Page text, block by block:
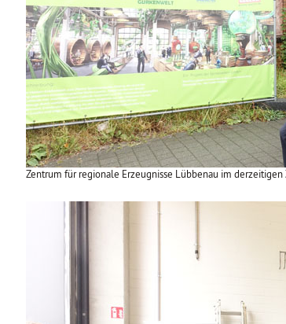
Zentrum für regionale Erzeugnisse Lübbenau im